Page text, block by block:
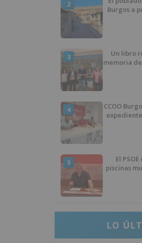
2
Burgos a
3
Un libro
memoria
4
CCOO
5
El
piscinas
LO